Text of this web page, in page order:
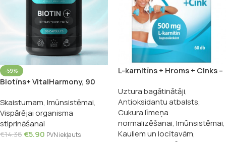
-59%
Biotīns+ VitalHarmony, 90
Skaistumam, Imūnsistēmai,
Vispārējai organisma
stiprināšanai
€14.36€5.90 PVN iekļauts
L-karnitīns + Hroms + Cinks –
Uztura bagātinātāji,
Antioksidantu atbalsts,
Cukura līmeņa
normalizēšanai, Imūnsistēmai,
Kauliem un locītavām,